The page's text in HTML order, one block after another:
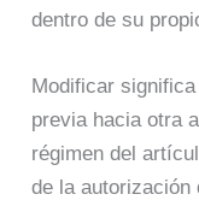
dentro de su
Modificar
previa hacia otra
régimen del
de la autorización